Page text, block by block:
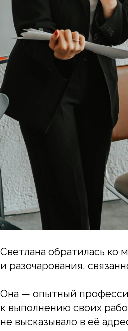
Светлана обратилась ко
и разочарования,
Она — опытный
к выполнению своих
не высказывало в её